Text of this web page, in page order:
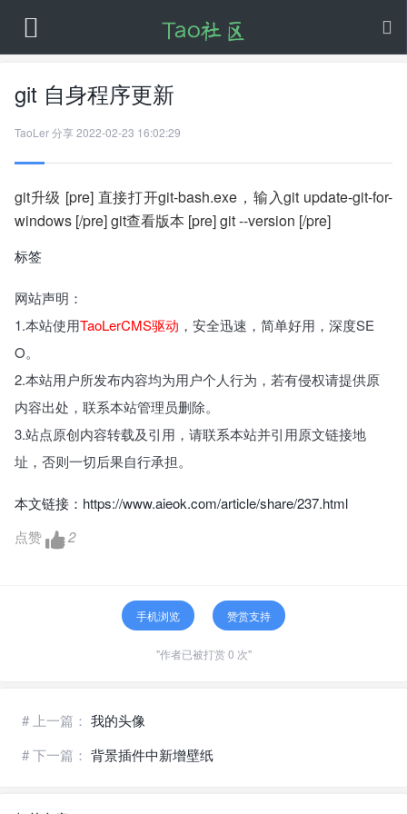
git 自身程序更新
TaoLer分享2022-02-23 16:02:29
git升级 [pre] 直接打开git-bash.exe，输入git update-git-for-
windows [/pre] git查看版本 [pre] git --version [/pre]
标签
网站声明：
1.本站使用TaoLerCMS驱动 ，安全迅速，简单好用，深度SE
O。
2.本站用户所发布内容均为用户个人行为，若有侵权请提供原
内容出处，联系本站管理员删除。
3.站点原创内容转载及引用，请联系本站并引用原文链接地
址，否则一切后果自行承担。
本文链接： https://www.aieok.com/article/share/237.html
点赞
2
手机浏览 赞赏支持
"作者已被打赏 0 次"
# 上一篇： 我的头像
# 下一篇： 背景插件中新增壁纸